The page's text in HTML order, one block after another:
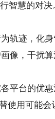
智慧的对决
迹，化身
像，干扰
平台的优惠
使用可能会